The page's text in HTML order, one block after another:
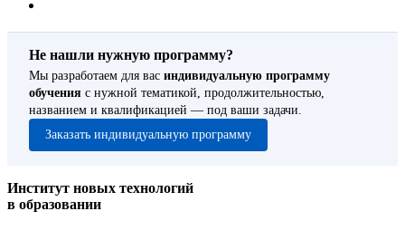
Не нашли нужную программу?
Мы разработаем для вас индивидуальную программу
обучения с нужной тематикой, продолжительностью,
названием и квалификацией — под ваши задачи.
Заказать индивидуальную программу
Институт новых технологий
в образовании